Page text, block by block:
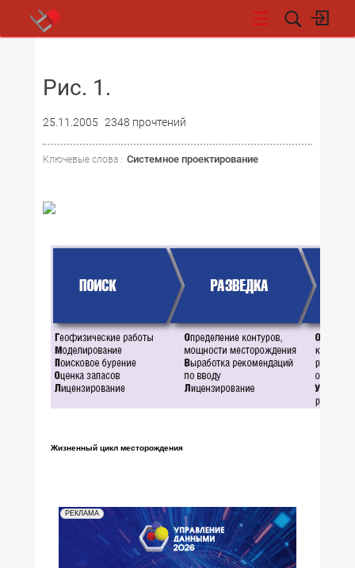
Рис. 1.
25.11.2005 2348 прочтений
Ключевые слова : Системное проектирование
Жизненный цикл месторождения
РЕКЛАМА